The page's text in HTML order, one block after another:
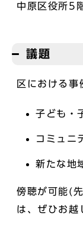
中原区役所
議題
区における事
子ども・
コミュニ
新たな地
傍聴が可能(
は、ぜひお越